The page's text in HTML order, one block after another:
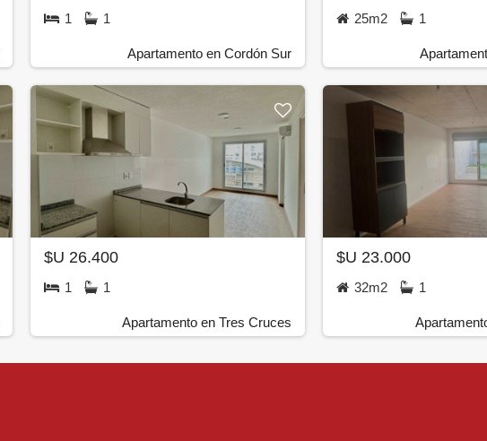
1 1
Apartamento en Cordón Sur
25m2 1
$U 26.400
1 1
Apartamento en Tres Cruces
$U 23.000
32m2 1